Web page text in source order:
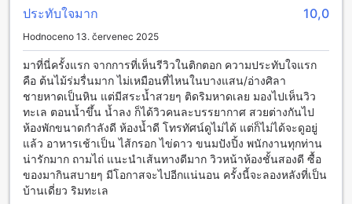
Doprava a parkování v Tamarina Resort
Tamarina Resort v Chonburi nabízí svým hostům pohodlné
a bezproblémové možnosti parkování, které jsou ideální
pro ty, kteří plánují objevovat krásy Thajska na vlastní pěst.
Resort disponuje prostorným parkovištěm, které je zcela
zdarma, což znamená, že si můžete bezstarostně užívat
svůj pobyt bez obav o dodatečné náklady na parkování.
Tento komfort vám umožní snadno přijet a odjet, kdykoliv
se vám to hodí, a zároveň si užít svobodu cestování
vlastním vozem.
Parkoviště je strategicky umístěno v blízkosti hlavního
vchodu do resortu, což zaručuje snadný přístup k vašemu
ประทับใจมาก 10,0
Hodnoceno 13. červenec 2025
มาที่นี่ครั้งแรก จากการที่เห็นรีวิวในติกตอก ความประทับใจแรก
คือ ต้นไม้ร่มรื่นมาก ไม่เหมือนที่ไหนในบางแสน/อ่างศิลา
ชายหาดเป็นหิน แต่มีสระน้ำสวยๆ ติดริมหาดเลย มองไปเห็นวิว
ทะเล ตอนน้ำขึ้น น้ำลง ก็ได้วิวคนละบรรยากาศ สวยต่างกันไป
ห้องพักขนาดกำลังดี ห้องน้ำดี โทรทัศน์ดูไม่ได้ แต่ก็ไม่ได้จะดูอยู่
แล้ว อาหารเช้าเป็น ไส้กรอก ไข่ดาว ขนมปังปิ้ง พนักงานทุกท่าน
น่ารักมาก ถามไถ่ แนะนำเส้นทางดีมาก วิวหน้าห้องชั้นสองดี ซื้อ
ของมากินสบายๆ มีโอกาสจะไปอีกแน่นอน ครั้งนี้จะลองหลังที่เป็น
บ้านเดี่ยว ริมทะเล